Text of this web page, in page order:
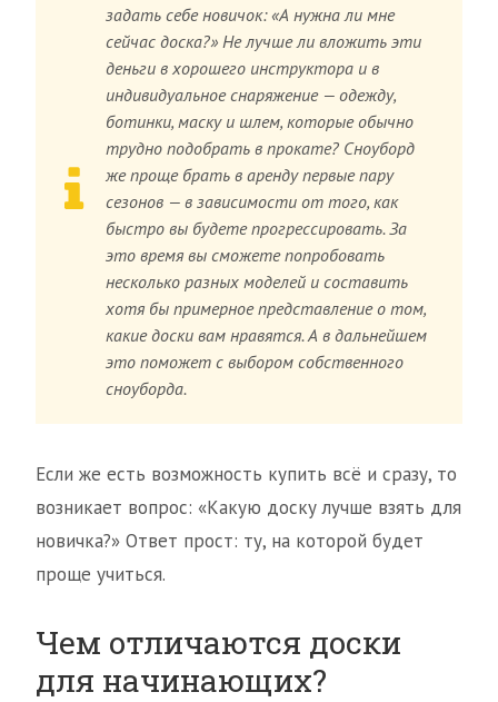
задать себе новичок: «А нужна ли мне
сейчас доска?» Не лучше ли вложить эти
деньги в хорошего инструктора и в
индивидуальное снаряжение — одежду,
ботинки, маску и шлем, которые обычно
трудно подобрать в прокате? Сноуборд
же проще брать в аренду первые пару
сезонов — в зависимости от того, как
быстро вы будете прогрессировать. За
это время вы сможете попробовать
несколько разных моделей и составить
хотя бы примерное представление о том,
какие доски вам нравятся. А в дальнейшем
это поможет с выбором собственного
сноуборда.
Если же есть возможность купить всё и сразу, то
возникает вопрос: «Какую доску лучше взять для
новичка?» Ответ прост: ту, на которой будет
проще учиться.
Чем отличаются доски
для начинающих?